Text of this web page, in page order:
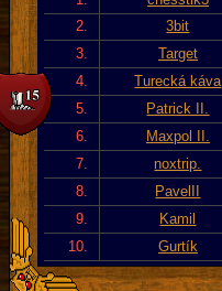
2.
3bit
3.
Target
4.
Turecká káva
5.
Patrick II.
6.
Maxpol II.
7.
noxtrip.
8.
PavelII
9.
Kamil
10.
Gurtík